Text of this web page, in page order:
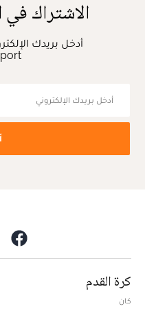
الاشتراك في
أدخل بريدك
كرة القدم
كان